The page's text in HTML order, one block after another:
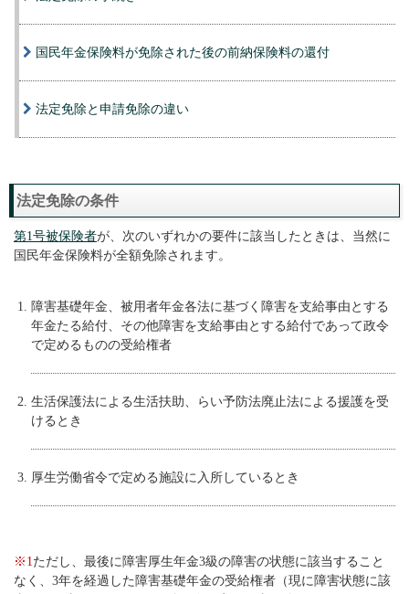
国民年金保険料が免除された後の前納保険料の還付
法定免除と申請免除の違い
法定免除の条件
第1号被保険者が、次のいずれかの要件に該当したときは、当然に
国民年金保険料が全額免除されます。
障害基礎年金、被用者年金各法に基づく障害を支給事由とする
年金たる給付、その他障害を支給事由とする給付であって政令
で定めるものの受給権者
生活保護法による生活扶助、らい予防法廃止法による援護を受
けるとき
厚生労働省令で定める施設に入所しているとき
※1ただし、最後に障害厚生年金3級の障害の状態に該当すること
なく、3年を経過した障害基礎年金の受給権者（現に障害状態に該